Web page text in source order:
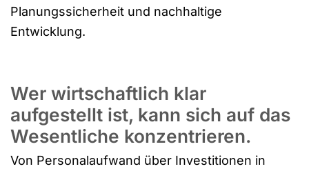
Planungssicherheit und nachhaltige
Entwicklung.
Wer wirtschaftlich klar
aufgestellt ist, kann sich auf das
Wesentliche konzentrieren.
Von Personalaufwand über Investitionen in